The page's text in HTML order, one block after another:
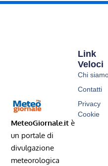
MeteoGiornale.it è
un portale di
divulgazione
meteorologica
Link
Veloci
Chi
Contatti
Privacy
Cookie